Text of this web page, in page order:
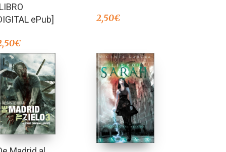
ePub]
€
2,50€